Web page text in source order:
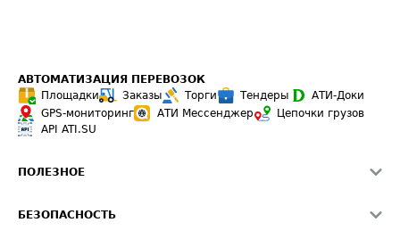
АВТОМАТИЗАЦИЯ ПЕРЕВОЗОК
Площадки
Заказы Торги Тендеры
АТИ-Доки
GPS-мониторинг
АТИ Мессенджер
Цепочки грузов
API ATI.SU
ПОЛЕЗНОЕ
БЕЗОПАСНОСТЬ